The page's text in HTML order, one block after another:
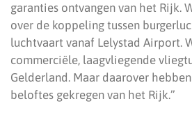
garanties ontvangen van het Rijk.
over de koppeling tussen
luchtvaart vanaf Lelystad Airport.
commerciële, laagvliegende
Gelderland. Maar daarover
beloftes gekregen van het Rijk.”